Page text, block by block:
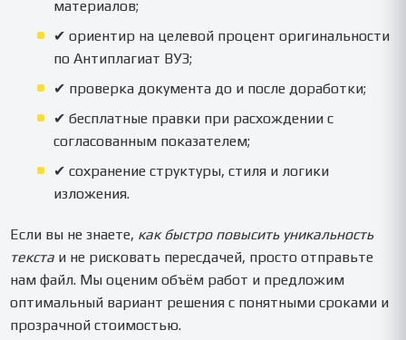
материалов;
✔ ориентир на целевой процент оригинальности
по Антиплагиат ВУЗ;
✔ проверка документа до и после доработки;
✔ бесплатные правки при расхождении с
согласованным показателем;
✔ сохранение структуры, стиля и логики
изложения.
Если вы не знаете, как быстро повысить уникальность
текста и не рисковать пересдачей, просто отправьте
нам файл. Мы оценим объём работ и предложим
оптимальный вариант решения с понятными сроками и
прозрачной стоимостью.